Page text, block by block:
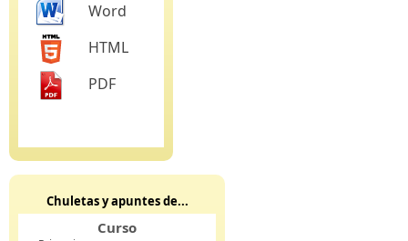
Word
HTML
PDF
Chuletas y apuntes de...
Curso